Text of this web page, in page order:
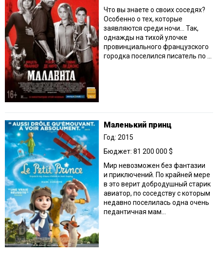
Что вы знаете о своих соседях?
Особенно о тех, которые
заявляются среди ночи… Так,
однажды на тихой улочке
провинциального французского
городка поселился писатель по ...
Маленький принц
Год: 2015
Бюджет: 81 200 000 $
Мир невозможен без фантазии
и приключений. По крайней мере
в это верит добродушный старик
авиатор, по соседству с которым
недавно поселилась одна очень
педантичная мам...